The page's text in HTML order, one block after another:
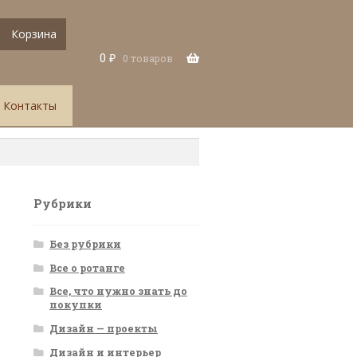
Корзина
0 ₽ 0 товаров
Контакты
Рубрики
Без рубрики
Все о ротанге
Все, что нужно знать до
покупки
Дизайн — проекты
Дизайн и интерьер